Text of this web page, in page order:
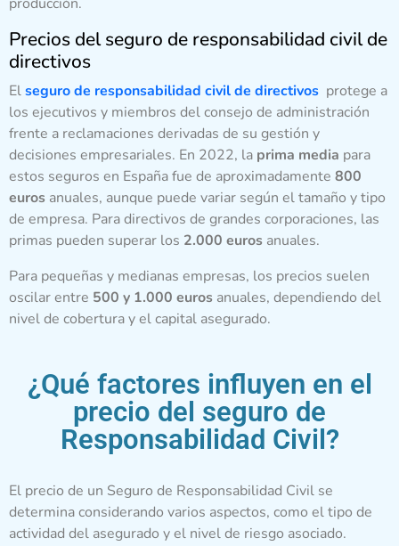
Precios del seguro de responsabilidad civil de
directivos
Elseguro de responsabilidad civil de directivos protege a
los ejecutivos y miembros del consejo de administración
frente a reclamaciones derivadas de su gestión y
decisiones empresariales. En 2022, la prima media para
estos seguros en España fue de aproximadamente 800
euros anuales, aunque puede variar según el tamaño y tipo
de empresa. Para directivos de grandes corporaciones, las
primas pueden superar los 2.000 euros anuales.
Para pequeñas y medianas empresas, los precios suelen
oscilar entre 500 y 1.000 euros anuales, dependiendo del
nivel de cobertura y el capital asegurado.
¿Qué factores influyen en el
precio del seguro de
Responsabilidad Civil?
El precio de un Seguro de Responsabilidad Civil se
determina considerando varios aspectos, como el tipo de
actividad del asegurado y el nivel de riesgo asociado.